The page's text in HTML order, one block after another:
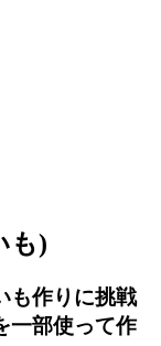
も)
も作りに挑戦
一部使って作